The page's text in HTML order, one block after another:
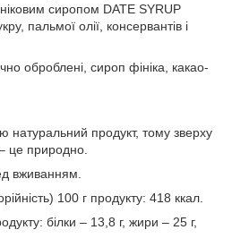
сиропом DATE SYRUP
пальмої олії, консервантів і
оброблені, сироп фініка, какао-
натуральний продукт, тому зверху
це природно.
вживанням.
100 г продукту: 418 ккал.
білки – 13,8 г, жири – 25 г,